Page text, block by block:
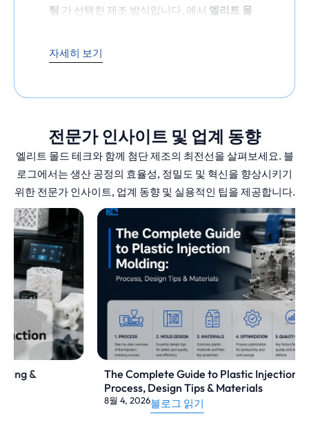
팅 가 선택한 제조 방식입니다. 에서 엘리트 몰
로 빠르고 비용 효율적으로 변환하는 고압 다이
캐스팅 서비스를 제공합니다.
이상입니다. 다이캐스팅은 용융 금속을 고압으
로 경화된 강철 금형에 주입하여 최소한의 후처
리로 정밀한 그물 모양의 부품을 만드는 빠르고
반복 가능한 공정입니다.
자동차 브래킷부터 가전제품 하우징까지, 다이
캐스팅 서비스를 통해 기업은 고품질 표준을 유
지하면서 생산을 확장할 수 있습니다.
왜 다이캐스팅인가?
다이캐스팅은 일관된 형상과 우수한 표면 마감
으로 대량의 금속 부품을 생산할 때 타의 추종을
불허합니다. 이 공정은 복잡한 디자인을 지원하
고, 단일 부품에 여러 기능을 통합하며, 조립의
자세히 보기
전문가 인사이트 및 업계 동향
엘리트 몰드 테크와 함께 첨단 제조의 최전선을 살펴보세요. 블
로그에서는 생산 공정의 효율성, 정밀도 및 혁신을 향상시키기
위한 전문가 인사이트, 업계 동향 및 실용적인 팁을 제공합니다.
The Complete Guide to Plastic Injection Molding:
Process, Design Tips & Materials
블로그 읽기